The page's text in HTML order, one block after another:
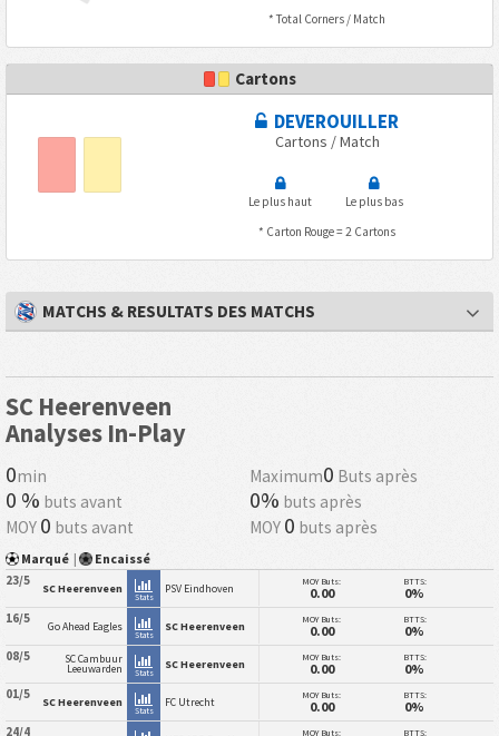
* Total Corners / Match
Cartons
DEVEROUILLER
Cartons / Match
Le plus haut
Le plus bas
* Carton Rouge = 2 Cartons
MATCHS & RESULTATS DES MATCHS
SC Heerenveen
Analyses In-Play
0min Maximum0 Buts après
0 % buts avant 0% buts après
MOY 0 buts avant MOY 0 buts après
Marqué | Encaissé
23/5 SC Heerenveen
Stats
PSV Eindhoven MOY Buts:
0.00
BTTS:
0%
16/5 Go Ahead Eagles
Stats
SC Heerenveen MOY Buts:
0.00
BTTS:
0%
08/5 SC Cambuur
Leeuwarden Stats
SC Heerenveen MOY Buts:
0.00
BTTS:
0%
01/5 SC Heerenveen
Stats
FC Utrecht MOY Buts:
0.00
BTTS:
0%
24/4 MOY Buts: BTTS: